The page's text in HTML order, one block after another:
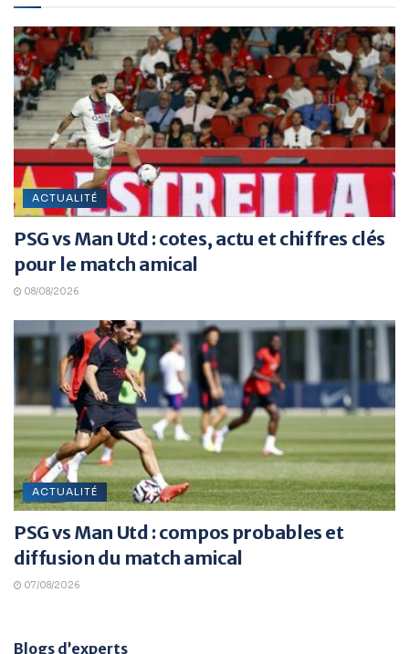
ACTUALITÉ
PSG vs Man Utd : cotes, actu et chiffres clés
pour le match amical
08/08/2026
ACTUALITÉ
PSG vs Man Utd : compos probables et
diffusion du match amical
07/08/2026
Blogs d’experts